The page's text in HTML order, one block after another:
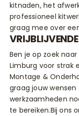
kitnaden, het
professioneel
graag mee over
Ben je op zoek
Limburg voor strak
Montage &
graag jouw wensen
werkzaamheden
te bereiken.Bij ons